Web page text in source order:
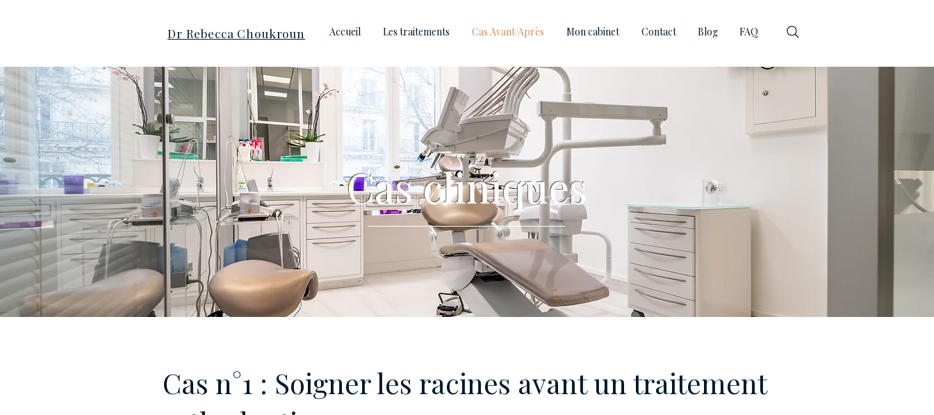
Dr Rebecca Choukroun Accueil Les traitements Cas Avant/Après Mon cabinet Contact Blog FAQ
Cas cliniques
Cas n°1 : Soigner les racines avant un traitement